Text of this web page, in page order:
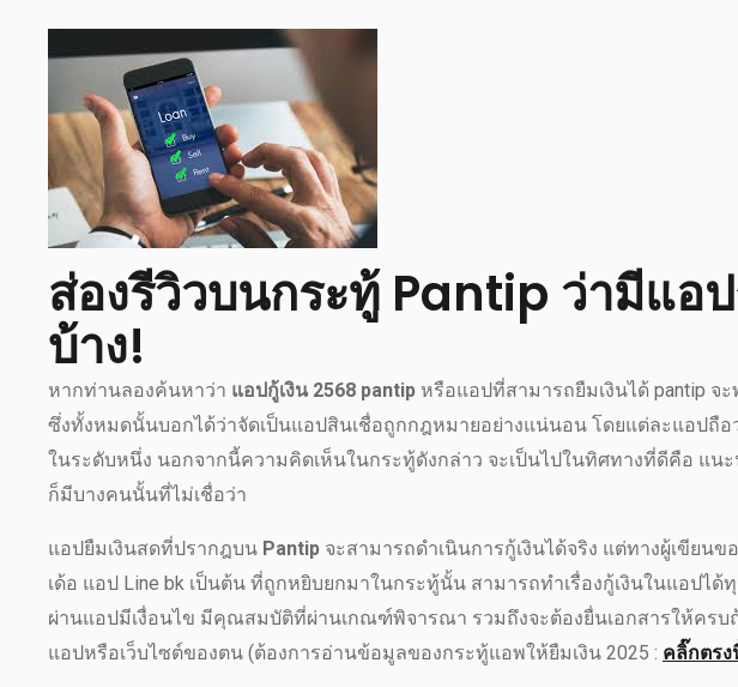
ส่องรีวิวบนกระทู้ Pantip ว่ามีแอ
บ้าง!
หากท่านลองค้นหาว่า แอปกู้เงิน 2568 pantip หรือแอปที่สามารถยืมเงินได้ pantip จ
ซึ่งทั้งหมดนั้นบอกได้ว่าจัดเป็นแอปสินเชื่อถูกกฎหมายอย่างแน่นอน โดยแต่ละแอปถือ
ในระดับหนึ่ง นอกจากนี้ความคิดเห็นในกระทู้ดังกล่าว จะเป็นไปในทิศทางที่ดีคือ แน
ก็มีบางคนนั้นที่ไม่เชื่อว่า
แอปยืมเงินสดที่ปรากฎบน Pantip จะสามารถดำเนินการกู้เงินได้จริง แต่ทางผู้เขียนข
เด้อ แอป Line bk เป็นต้น ที่ถูกหยิบยกมาในกระทู้นั้น สามารถทำเรื่องกู้เงินในแอปไ
ผ่านแอปมีเงื่อนไข มีคุณสมบัติที่ผ่านเกณฑ์พิจารณา รวมถึงจะต้องยื่นเอกสารให้คร
แอปหรือเว็บไซต์ของตน (ต้องการอ่านข้อมูลของกระทู้แอพให้ยืมเงิน 2025 : คลิ๊กตรง